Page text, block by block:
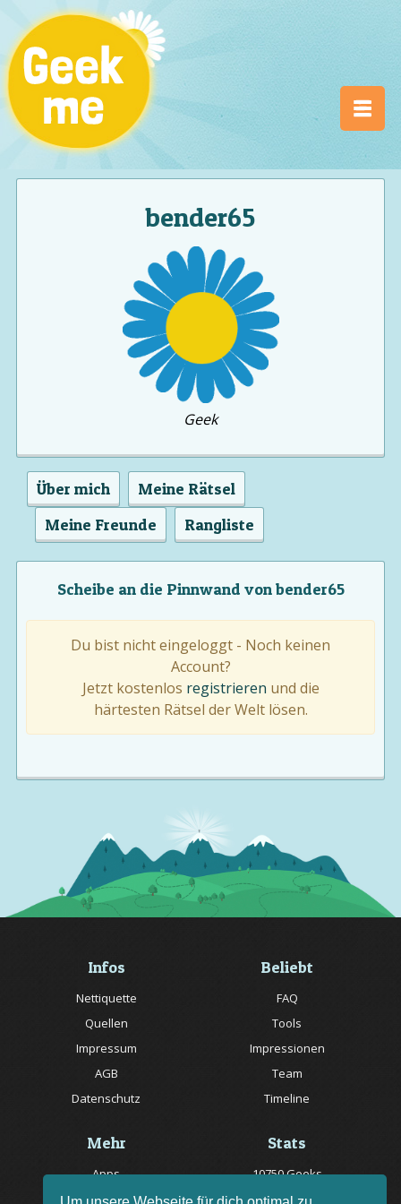
bender65
Geek
Über mich
Meine Rätsel
Meine Freunde
Rangliste
Scheibe an die Pinnwand von bender65
Du bist nicht eingeloggt - Noch keinen
Account?
Jetzt kostenlos registrieren und die
härtesten Rätsel der Welt lösen.
Infos
Nettiquette
Quellen
Impressum
AGB
Datenschutz
Beliebt
FAQ
Tools
Impressionen
Team
Timeline
Mehr
Apps
Jobs
Stats
10750 Geeks
20057 Rätsel online